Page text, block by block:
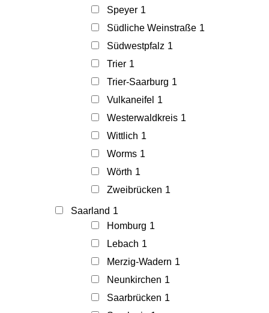
Speyer 1
Südliche Weinstraße 1
Südwestpfalz 1
Trier 1
Trier-Saarburg 1
Vulkaneifel 1
Westerwaldkreis 1
Wittlich 1
Worms 1
Wörth 1
Zweibrücken 1
Saarland 1
Homburg 1
Lebach 1
Merzig-Wadern 1
Neunkirchen 1
Saarbrücken 1